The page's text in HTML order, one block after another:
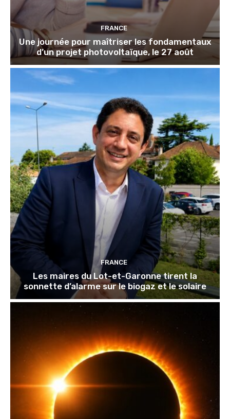
FRANCE
Une journée pour maîtriser les fondamentaux
d’un projet photovoltaïque, le 27 août
FRANCE
Les maires du Lot-et-Garonne tirent la
sonnette d’alarme sur le biogaz et le solaire